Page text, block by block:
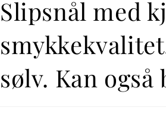
Slipsnål med
sølv. Kan